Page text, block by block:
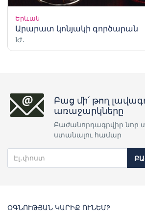
Երևան
Արարատ կոնյակի գործարան
1Ժ․
Բաց մի՛ թող
առաջարկները
Բաժանորդագրվիր նոր
ստանալու համար
ՕԳՆՈՒԹՅԱՆ ԿԱՐԻՔ ՈՒՆԵՄ?